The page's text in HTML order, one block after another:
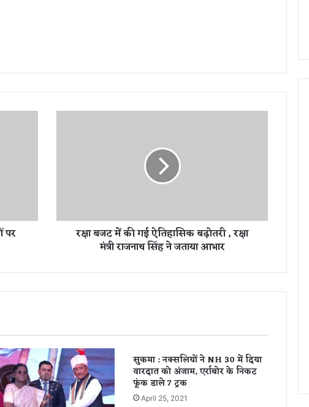
पर
ई
सि
री
,
र
क्षा
मं
त्री
रक्षा बजट में की गई ऐतिहासिक बढ़ोतरी , रक्षा
मंत्री राजनाथ सिंह ने जताया आभार
सुकमा : नक्सलियों ने NH 30 में दिया
वारदात को अंजाम, एर्राबोर के निकट
फूंक डाले 7 ट्रक
April 25, 2021